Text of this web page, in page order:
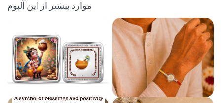
موارد بیشتر از این آلبوم